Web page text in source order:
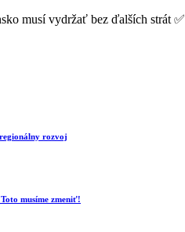
musí vydržať bez ďalších strát ✅
rozvoj
musíme zmeniť!